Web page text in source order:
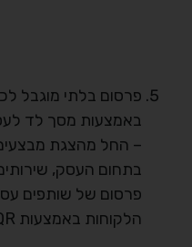
פרסום בלתי מוגבל
באמצעות מסך לד
– החל מהצגת
בתחום העסק,
פרסום של שותפים
הלקוחות באמצעות QR קוד או רשתות חברתיות.